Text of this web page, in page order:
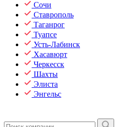
Сочи
Ставрополь
Таганрог
Туапсе
Усть-Лабинск
Хасавюрт
Черкесск
Шахты
Элиста
Энгельс